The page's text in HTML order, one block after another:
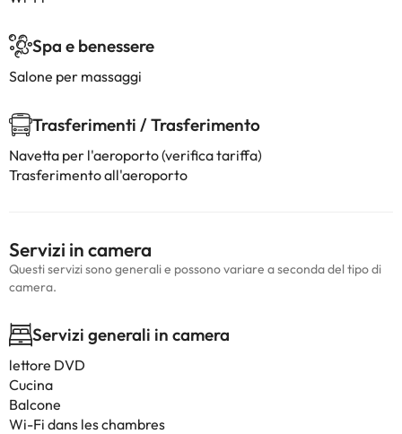
Spa e benessere
Salone per massaggi
Trasferimenti / Trasferimento
Navetta per l'aeroporto (verifica tariffa)
Trasferimento all'aeroporto
Servizi in camera
Questi servizi sono generali e possono variare a seconda del tipo di
camera.
Servizi generali in camera
lettore DVD
Cucina
Balcone
Wi-Fi dans les chambres